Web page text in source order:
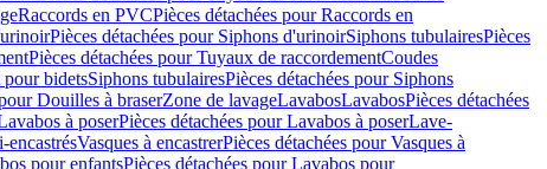
Raccords en PVCPièces détachées pour Raccords en
Pièces détachées pour Siphons d'urinoirSiphons tubulairesPièces
Pièces détachées pour Tuyaux de raccordementCoudes
pour bidetsSiphons tubulairesPièces détachées pour Siphons
Douilles à braserZone de lavageLavabosLavabosPièces détachées
à poserPièces détachées pour Lavabos à poserLave-
encastrésVasques à encastrerPièces détachées pour Vasques à
pour enfantsPièces détachées pour Lavabos pour